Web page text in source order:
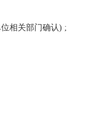
相关部门确认) ;